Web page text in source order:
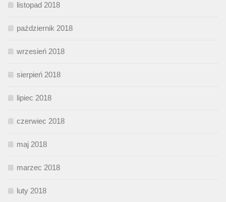
listopad 2018
październik 2018
wrzesień 2018
sierpień 2018
lipiec 2018
czerwiec 2018
maj 2018
marzec 2018
luty 2018